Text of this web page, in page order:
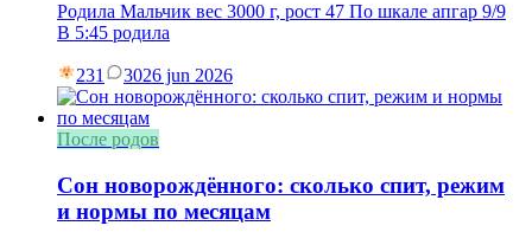
Родила Мальчик вес 3000 г, рост 47 По шкале апгар 9/9
В 5:45 родила
231 3026 jun 2026
После родов
Сон новорождённого: сколько спит, режим
и нормы по месяцам